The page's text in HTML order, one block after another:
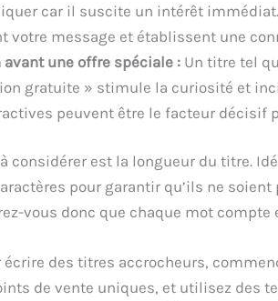
car il suscite un intérêt
votre message et établissent une
avant une offre spéciale : Un titre tel
gratuite » stimule la curiosité et
peuvent être le facteur décisif
considérer est la longueur du titre.
pour garantir qu’ils ne
vous donc que chaque mot
écrire des titres accrocheurs,
de vente uniques, et utilisez des